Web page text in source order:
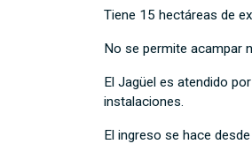
Tiene 15 hectáreas de
No se permite acampar
El Jagüel es atendido
instalaciones.
El ingreso se hace